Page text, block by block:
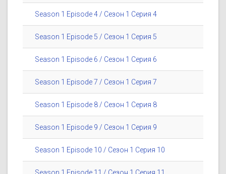
Season 1 Episode 4 / Сезон 1 Серия 4
Season 1 Episode 5 / Сезон 1 Серия 5
Season 1 Episode 6 / Сезон 1 Серия 6
Season 1 Episode 7 / Сезон 1 Серия 7
Season 1 Episode 8 / Сезон 1 Серия 8
Season 1 Episode 9 / Сезон 1 Серия 9
Season 1 Episode 10 / Сезон 1 Серия 10